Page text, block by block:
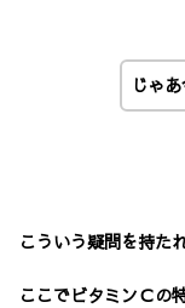
じゃ
こういう疑問を持た
ここでビタミンＣの